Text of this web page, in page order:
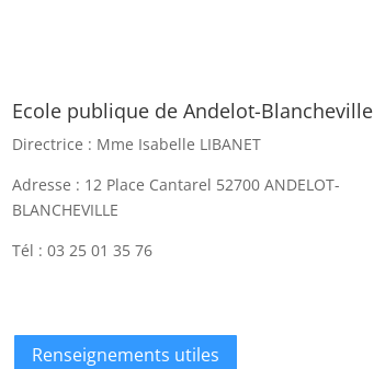
Ecole publique de Andelot-Blancheville
Directrice : Mme Isabelle LIBANET
Adresse : 12 Place Cantarel 52700 ANDELOT-
BLANCHEVILLE
Tél : 03 25 01 35 76
Renseignements utiles